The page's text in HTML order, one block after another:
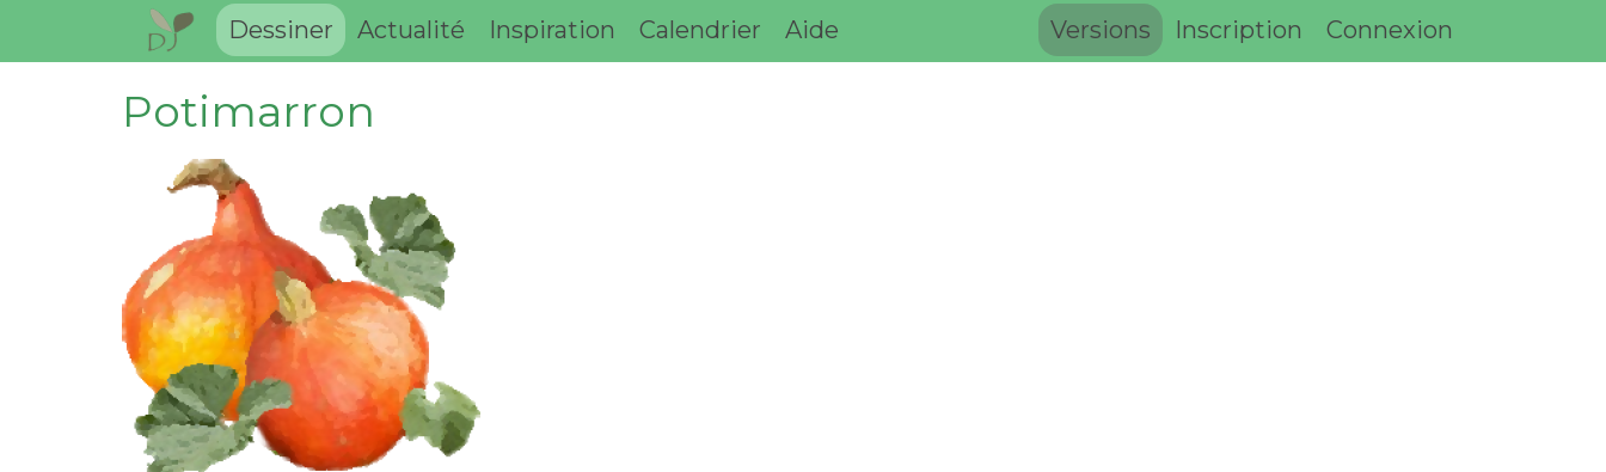
Dessiner Actualité Inspiration Calendrier Aide Versions Inscription Connexion
Potimarron